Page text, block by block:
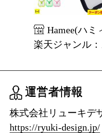
Hamee(ハミ
楽天ジャンル
運営者情報
株式会社リューキデ
https://ryuki-design.jp/